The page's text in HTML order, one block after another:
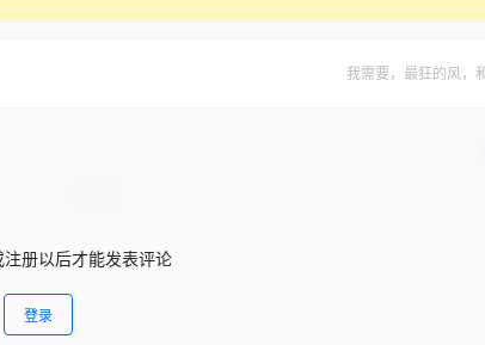
我需要，最狂的风，
册以后才能发表评论
登录